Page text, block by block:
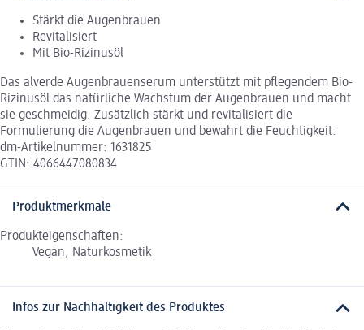
Stärkt die Augenbrauen
Revitalisiert
Mit Bio-Rizinusöl
Das alverde Augenbrauenserum unterstützt mit pflegendem Bio-
Rizinusöl das natürliche Wachstum der Augenbrauen und macht
sie geschmeidig. Zusätzlich stärkt und revitalisiert die
Formulierung die Augenbrauen und bewahrt die Feuchtigkeit.
dm-Artikelnummer: 1631825
GTIN: 4066447080834
Produktmerkmale
Produkteigenschaften:
Vegan, Naturkosmetik
Infos zur Nachhaltigkeit des Produktes